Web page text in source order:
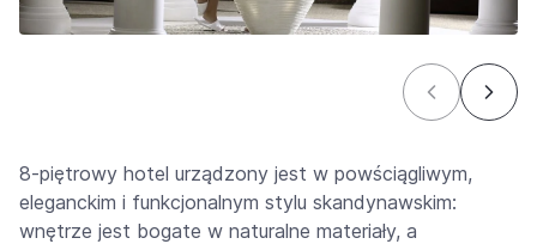
8-piętrowy hotel urządzony jest w powściągliwym,
eleganckim i funkcjonalnym stylu skandynawskim:
wnętrze jest bogate w naturalne materiały, a